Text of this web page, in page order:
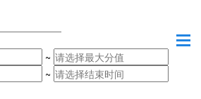
~
~